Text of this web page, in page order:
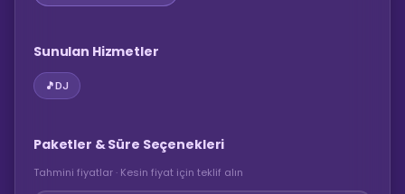
Sunulan Hizmetler
🎵DJ
Paketler & Süre Seçenekleri
Tahmini fiyatlar · Kesin fiyat için teklif alın